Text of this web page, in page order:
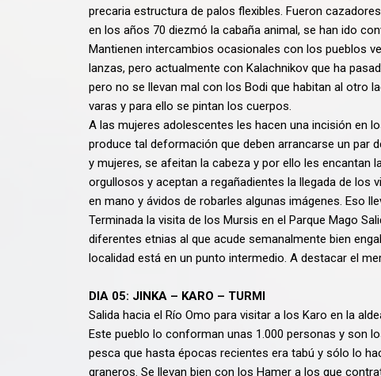
precaria estructura de palos flexibles. Fueron
en los años 70 diezmó la cabaña animal, se han ido
Mantienen intercambios ocasionales con los pueblos
lanzas, pero actualmente con Kalachnikov que ha
pero no se llevan mal con los Bodi que habitan al otro
varas y para ello se pintan los cuerpos.
A las mujeres adolescentes les hacen una incisión en
produce tal deformación que deben arrancarse un par
y mujeres, se afeitan la cabeza y por ello les encantan
orgullosos y aceptan a regañadientes la llegada de
en mano y ávidos de robarles algunas imágenes. Eso
Terminada la visita de los Mursis en el Parque Mago
diferentes etnias al que acude semanalmente bien
localidad está en un punto intermedio. A destacar el
DIA 05: JINKA – KARO – TURMI
Salida hacia el Río Omo para visitar a los Karo en la
Este pueblo lo conforman unas 1.000 personas y son
pesca que hasta épocas recientes era tabú y sólo lo
graneros. Se llevan bien con los Hamer a los que